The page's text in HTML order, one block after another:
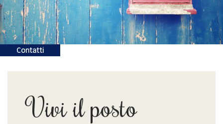
Contatti
Vivi il posto